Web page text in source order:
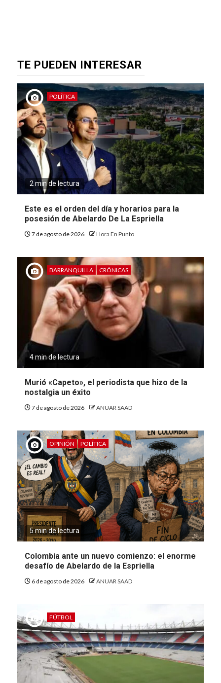
TE PUEDEN INTERESAR
POLÍTICA
2 min de lectura
Este es el orden del día y horarios para la
posesión de Abelardo De La Espriella
7 de agosto de 2026 Hora En Punto
BARRANQUILLA CRÓNICAS
4 min de lectura
Murió «Capeto», el periodista que hizo de la
nostalgia un éxito
7 de agosto de 2026 ANUAR SAAD
OPINIÓN POLÍTICA
5 min de lectura
Colombia ante un nuevo comienzo: el enorme
desafío de Abelardo de la Espriella
6 de agosto de 2026 ANUAR SAAD
FÚTBOL